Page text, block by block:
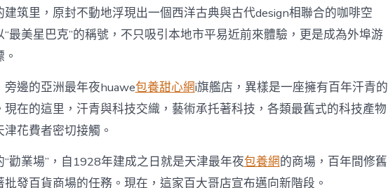
筑里，原封不動地浮現出一個西洋古典與古代design相聯合的咖啡空
“最美星巴克”的稱號，不只吸引本地市平易近前來體驗，更是成為外埠游
旁邊的亞洲最年夜huawe包養甜心網i旗艦店，異樣是一座擁有百年汗青的
現在的這里，汗青與科技交織，藝術承托著科技，各類最舊式的科技產物
津花費者密切接觸。
“勸業場”，自1928年建成之日就是天津最年夜包養網的商場，百年間修舊
發百貨商場的任務。現在，這家百大哥店宣布邁向新階段。